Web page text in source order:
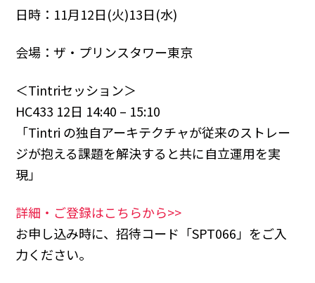
日時：11月12日(火)13日(水)
会場：ザ・プリンスタワー東京
＜Tintriセッション＞
HC433 12日 14:40 – 15:10
「Tintri の独自アーキテクチャが従来のストレー
ジが抱える課題を解決すると共に自立運用を実
現」
詳細・ご登録はこちらから>>
お申し込み時に、招待コード「SPT066」をご入
力ください。